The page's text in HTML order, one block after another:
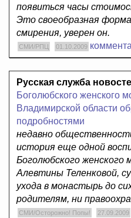
появиться часы
Это своеобразная
смирения, уверен он.
СМИ/РПЦ 01.10.2009
Русская служба
Боголюбского женского
Владимирской области
подробностями
недавно
история еще одной
Боголюбского
Алевтины Теленковой,
ухода в монастырь до
родителям, ни
СМИ/Осторожно! Попы! 27.09.2009